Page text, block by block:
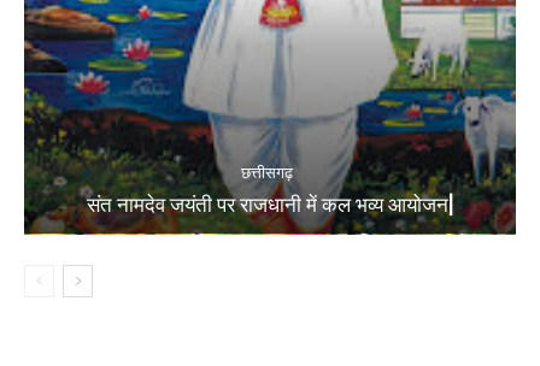
छत्तीसगढ़
संत नामदेव जयंती पर राजधानी में कल भव्य आयोजन|